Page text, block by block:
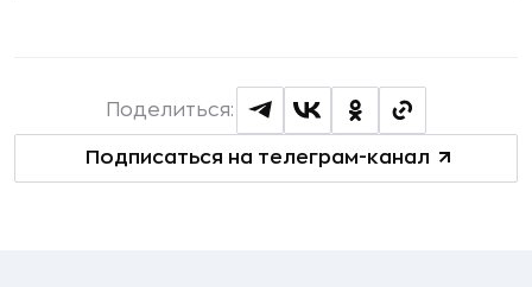
Подписаться на телеграм-канал
Поделиться: